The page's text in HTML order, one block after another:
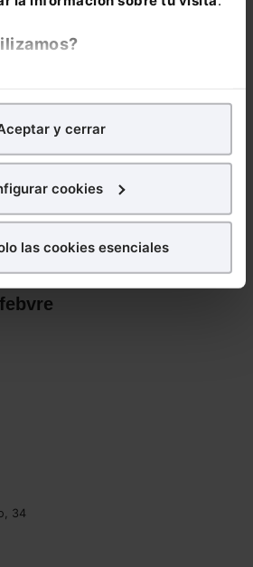
demejorar tu experienciaen
También con fines publicitarios,
publicidad y contenidos de tu
las esenciales
que quieras permitir en tu
ninguna utilizaremos
y cerrar
cookies
las cookies esenciales
34